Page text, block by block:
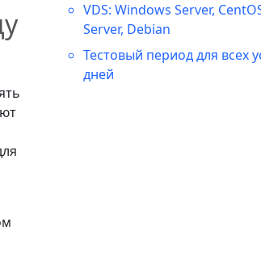
VDS: Windows Server,
Server, Debian
Тестовый период для всех
дней